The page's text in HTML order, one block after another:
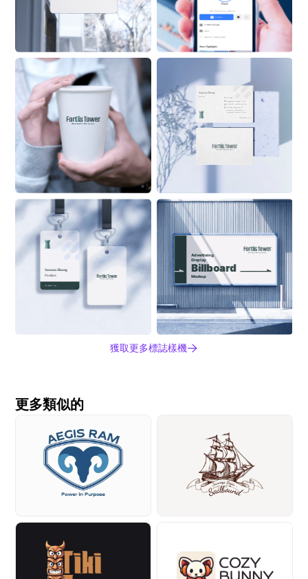
Stroy Highlights
Fort
New playground. Same kid.
2.3M Followers
Actor
See Fort ’s About Info
Follow
Sansan Zhang
Position
555 6999
ZhangSan@Alaskanoil.com
Alaska Oil and Energy Corp.
Lane 88, Happiness &
Prosperity Community,
Prosperous Business Street
Alaskanoil.com
Alaskanoil.com
Sansan Zhang
Position
Advertising
Display
Billboard
Mockup
獲取更多標誌樣機
更多類似的